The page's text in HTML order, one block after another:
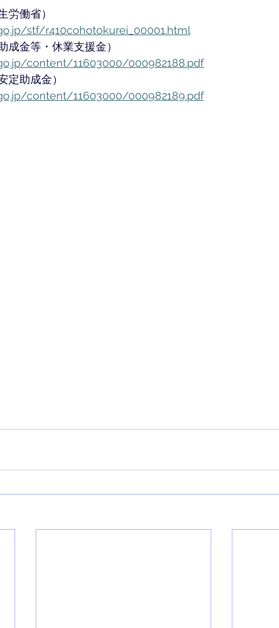
労働省）
stf/r410cohotokurei_00001.html
成金等・休業支援金）
content/11603000/000982188.pdf
定助成金）
content/11603000/000982189.pdf